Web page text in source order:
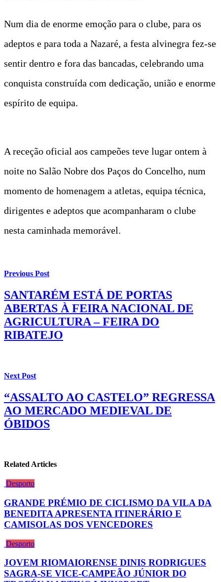
Num dia de enorme emoção para o clube, para os
adeptos e para toda a Nazaré, a festa alvinegra fez-se
sentir dentro e fora das bancadas, celebrando uma
conquista construída com dedicação, união e enorme
espírito de equipa.
A receção oficial aos campeões teve lugar ontem à
noite no Salão Nobre dos Paços do Concelho, num
momento de homenagem a atletas, equipa técnica,
dirigentes e adeptos que acompanharam o clube
nesta caminhada memorável.
Previous Post
SANTARÉM ESTÁ DE PORTAS
ABERTAS À FEIRA NACIONAL DE
AGRICULTURA – FEIRA DO
RIBATEJO
Next Post
“ASSALTO AO CASTELO” REGRESSA
AO MERCADO MEDIEVAL DE
ÓBIDOS
Related Articles
Desporto
GRANDE PRÉMIO DE CICLISMO DA VILA DA
BENEDITA APRESENTA ITINERÁRIO E
CAMISOLAS DOS VENCEDORES
Desporto
JOVEM RIOMAIORENSE DINIS RODRIGUES
SAGRA-SE VICE-CAMPEÃO JÚNIOR DO